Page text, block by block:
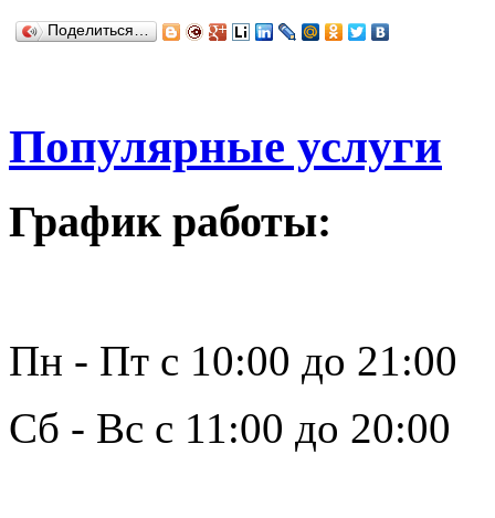
Поделиться…
Популярные услуги
График работы:
Пн - Пт с 10:00 до 21:00
Сб - Вс с 11:00 до 20:00